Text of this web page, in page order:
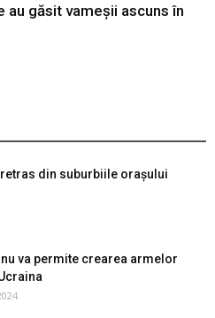
au găsit vameșii ascuns în
din suburbiile oraşului
nu va permite crearea armelor